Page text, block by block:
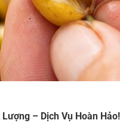
– Dịch Vụ Hoàn Hảo!